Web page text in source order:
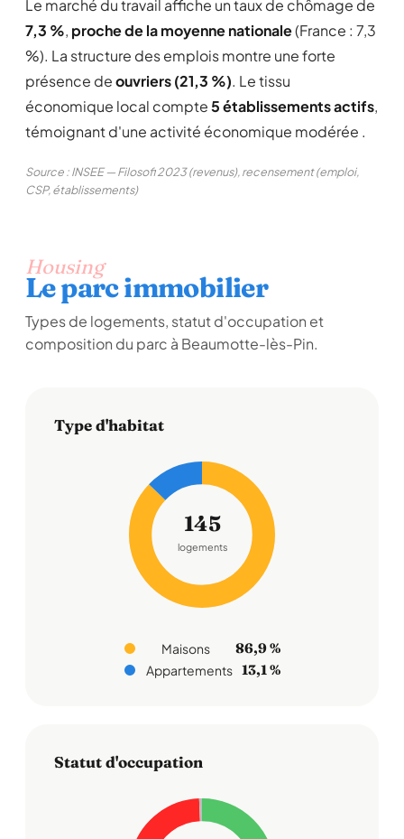
Le marché du travail affiche un taux de chômage de
7,3 %, proche de la moyenne nationale(France : 7,3
%). La structure des emplois montre une forte
présence deouvriers (21,3 %). Le tissu
économique local compte5 établissements actifs,
témoignant d'une activité économique modérée .
Source : INSEE — Filosofi 2023 (revenus), recensement (emploi,
CSP, établissements)
Housing
Le parc immobilier
Types de logements, statut d'occupation et
composition du parc à Beaumotte-lès-Pin.
Type d'habitat
145
logements
Maisons 86,9 %
Appartements 13,1 %
Statut d'occupation